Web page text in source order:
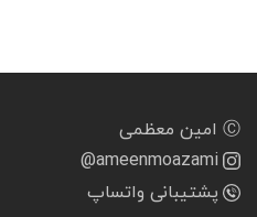
Ⓒ امین معظمی
@ameenmoazami
پشتیبانی واتساپ